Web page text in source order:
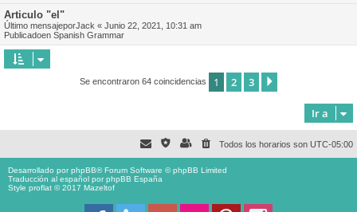
Articulo "el"
Último mensajeporJack « Junio 22, 2021, 10:31 am
Publicadoen Spanish Grammar
Se encontraron 64 coincidencias 1 2 3
Ir a
Todos los horarios son UTC-05:00
Desarrollado porphpBB® Forum Software © phpBB Limited
Traducción al español porphpBB España
Style proflat © 2017 Mazeltof